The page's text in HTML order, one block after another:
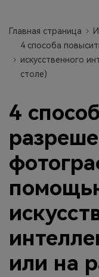
Главная страница
4 способа
искусственного
столе)
4
или на